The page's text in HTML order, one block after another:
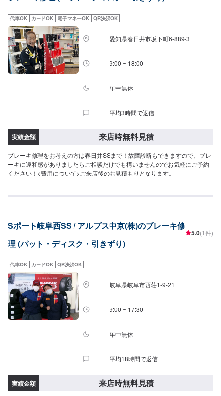
代車OK カードOK 電子マネーOK QR決済OK
愛知県春日井市坂下町6-889-3
9:00 ~ 18:00
年中無休
平均3時間で返信
実績金額 来店時無料見積
ブレーキ修理をお考えの方は春日井SSまで！故障診断もできますので、ブレ
ーキに違和感がありましたらご相談だけでも構いませんのでお気軽にご予約
ください！<費用について>ご来店後のお見積もりとなります。
Sポート岐阜西SS / アルプス中京(株)のブレーキ修
理 (パット・ディスク・引きずり)
5.0(1件)
代車OK カードOK QR決済OK
岐阜県岐阜市西荘1-9-21
9:00 ~ 17:30
年中無休
平均18時間で返信
実績金額 来店時無料見積